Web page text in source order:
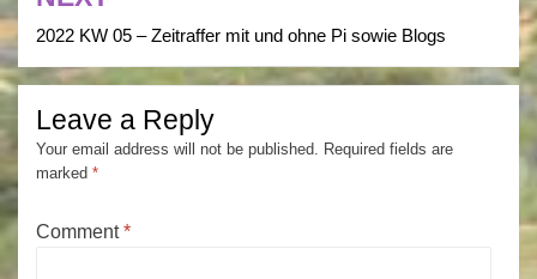
2022 KW 05 – Zeitraffer mit und ohne Pi sowie Blogs
Leave a Reply
Your email address will not be published. Required fields are
marked *
Comment*